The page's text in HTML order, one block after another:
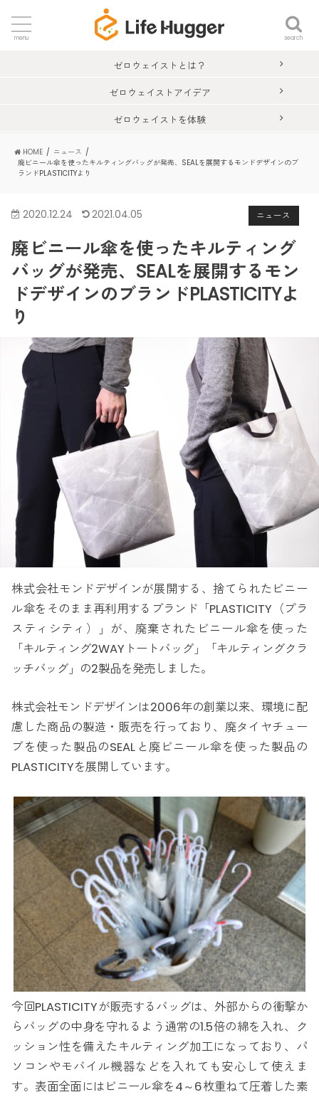
search
menu
ゼロウェイストとは？
ゼロウェイストアイデア
ゼロウェイストを体験
HOME
ニュース
廃ビニール傘を使ったキルティングバッグが発売、SEALを展開するモンドデザインのブ
ランドPLASTICITYより
ニュース
2020.12.24 2021.04.05
廃ビニール傘を使ったキルティング
バッグが発売、SEALを展開するモン
ドデザインのブランドPLASTICITYよ
り
株式会社モンドデザインが展開する、捨てられたビニー
ル傘をそのまま再利用するブランド「PLASTICITY（プラ
スティシティ）」が、廃棄されたビニール傘を使った
「キルティング2WAYトートバッグ」「キルティングクラ
ッチバッグ」の2製品を発売しました。
株式会社モンドデザインは2006年の創業以来、環境に配
慮した商品の製造・販売を行っており、廃タイヤチュー
ブを使った製品のSEALと廃ビニール傘を使った製品の
PLASTICITYを展開しています。
今回PLASTICITYが販売するバッグは、外部からの衝撃か
らバッグの中身を守れるよう通常の1.5倍の綿を入れ、ク
ッション性を備えたキルティング加工になっており、パ
ソコンやモバイル機器などを入れても安心して使えま
す。表面全面にはビニール傘を4～6枚重ねて圧着した素